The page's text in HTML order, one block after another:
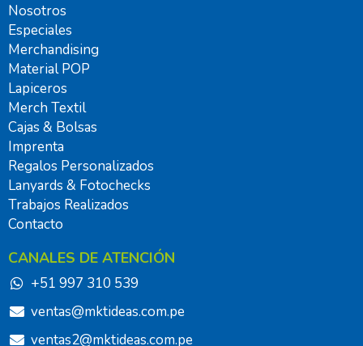
Nosotros
Especiales
Merchandising
Material POP
Lapiceros
Merch Textil
Cajas & Bolsas
Imprenta
Regalos Personalizados
Lanyards & Fotochecks
Trabajos Realizados
Contacto
CANALES DE ATENCIÓN
+51 997 310 539
ventas@mktideas.com.pe
ventas2@mktideas.com.pe